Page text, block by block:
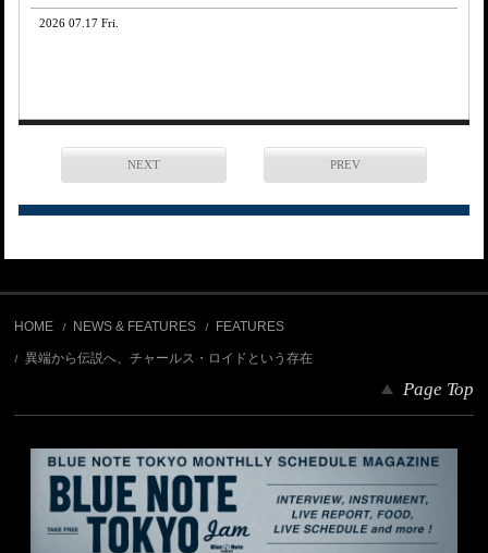
2026 07.17 Fri.
NEXT PREV
HOME NEWS & FEATURES FEATURES
異端から伝説へ、チャールス・ロイドという存在
Page Top